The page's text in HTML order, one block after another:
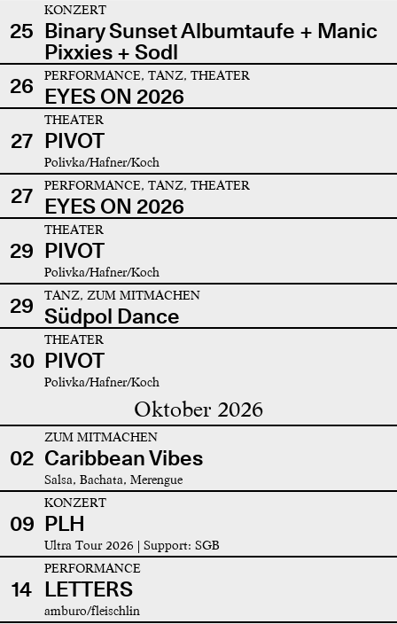
25
KONZERT
Binary Sunset Albumtaufe + Manic
Pixxies + Sodl
26
PERFORMANCE, TANZ, THEATER
EYES ON 2026
27
THEATER
PIVOT
Polivka/Hafner/Koch
27 PERFORMANCE, TANZ, THEATER
EYES ON 2026
29
THEATER
PIVOT
Polivka/Hafner/Koch
29 TANZ, ZUM MITMACHEN
Südpol Dance
30
THEATER
PIVOT
Polivka/Hafner/Koch
Oktober 2026
02
ZUM MITMACHEN
Caribbean Vibes
Salsa, Bachata, Merengue
09
KONZERT
PLH
Ultra Tour 2026 | Support: SGB
14
PERFORMANCE
LETTERS
amburo/fleischlin